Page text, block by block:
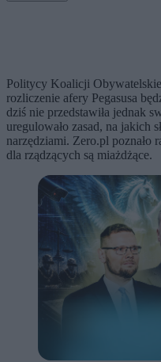
Politycy Koalicji
rozliczenie afery Pegasusa
dziś nie przedstawiła jednak
uregulowało zasad, na jakich
narzędziami. Zero.pl poznało
dla rządzących są miażdżące.